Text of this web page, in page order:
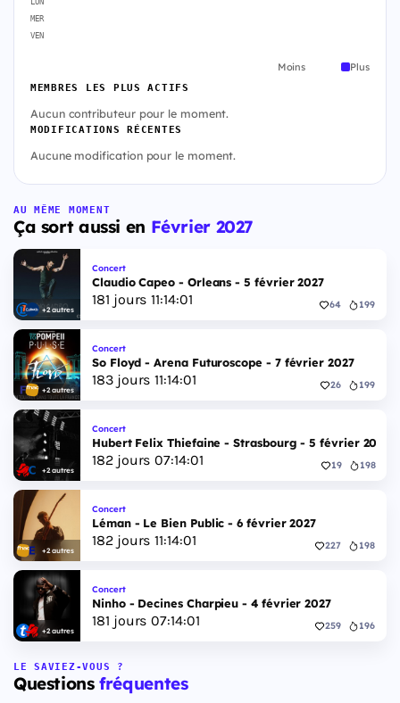
MER
VEN
Moins Plus
MEMBRES LES PLUS ACTIFS
Aucun contributeur pour le moment.
MODIFICATIONS RÉCENTES
Aucune modification pour le moment.
AU MÊME MOMENT
Ça sort aussi en Février 2027
+2 autres
Concert
Claudio Capeo - Orleans - 5 février 2027
181 jours 11:14:00 64 199
+2 autres
Concert
So Floyd - Arena Futuroscope - 7 février 2027
183jours 11:14:00 26 199
+2 autres
Concert
Hubert Felix Thiefaine - Strasbourg - 5 février 2027
182jours 07:14:00 19 198
+2 autres
Concert
Léman - Le Bien Public - 6 février 2027
182jours 11:14:00 227 198
+2 autres
Concert
Ninho - Decines Charpieu - 4 février 2027
181 jours 07:14:00 259 196
LE SAVIEZ-VOUS ?
Questionsfréquentes